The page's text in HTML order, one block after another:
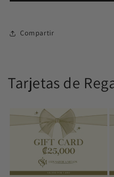
Compartir
Tarjetas de